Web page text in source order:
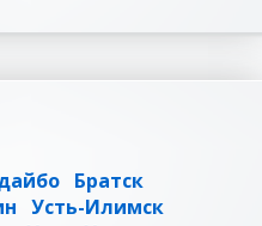
Братск
Усть-Илимск